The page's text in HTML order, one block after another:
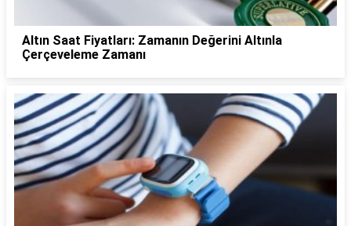
Altın Saat Fiyatları: Zamanın Değerini Altınla
Çerçeveleme Zamanı